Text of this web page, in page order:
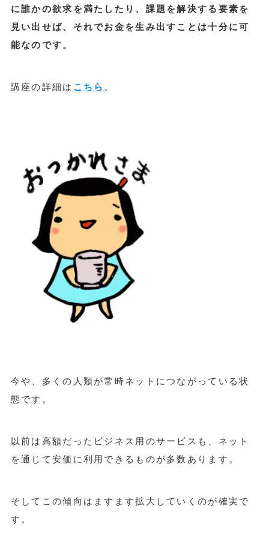
に誰かの欲求を満たしたり、課題を解決する要素を
見い出せば、それでお金を生み出すことは十分に可
能なのです。
講座の詳細は こちら 。
今や、多くの人類が常時ネットにつながっている状
態です。
以前は高額だったビジネス用のサービスも、ネット
を通じて安価に利用できるものが多数あります。
そしてこの傾向はますます拡大していくのが確実で
す。